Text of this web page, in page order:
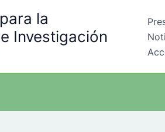
la
Investigación